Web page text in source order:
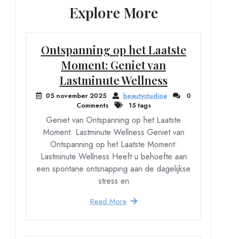
Explore More
Ontspanning op het Laatste
Moment: Geniet van
Lastminute Wellness
05 november 2025 beautystudioa
0
Comments
15 tags
Geniet van Ontspanning op het Laatste
Moment: Lastminute Wellness Geniet van
Ontspanning op het Laatste Moment:
Lastminute Wellness Heeft u behoefte aan
een spontane ontsnapping aan de dagelijkse
stress en
Read More